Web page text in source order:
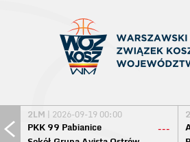
2LM | 2026-09-19 00:00
PKK 99 Pabianice
---